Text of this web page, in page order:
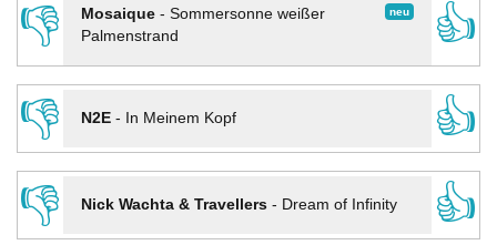
👎
neu
Mosaique- Sommersonne weißer
Palmenstrand
👍
👎
N2E- In Meinem Kopf
👍
👎
Nick Wachta & Travellers- Dream of Infinity
👍